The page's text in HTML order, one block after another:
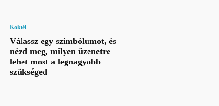
Koktél
Válassz egy szimbólumot, és
nézd meg, milyen üzenetre
lehet most a legnagyobb
szükséged